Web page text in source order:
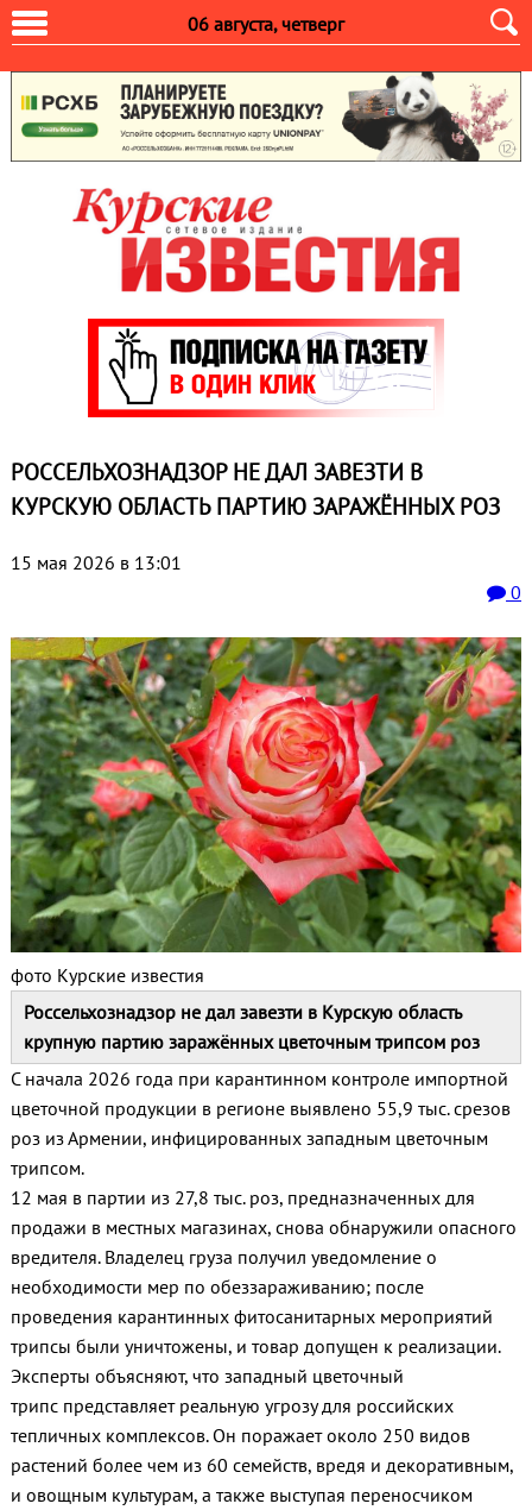
06 августа, четверг
РОССЕЛЬХОЗНАДЗОР НЕ ДАЛ ЗАВЕЗТИ В
КУРСКУЮ ОБЛАСТЬ ПАРТИЮ ЗАРАЖЁННЫХ РОЗ
15 мая 2026 в 13:01
0
фото Курские известия
Россельхознадзор не дал завезти в Курскую область
крупную партию заражённых цветочным трипсом роз
С начала 2026 года при карантинном контроле импортной
цветочной продукции в регионе выявлено 55,9 тыс. срезов
роз из Армении, инфицированных западным цветочным
трипсом.
12 мая в партии из 27,8 тыс. роз, предназначенных для
продажи в местных магазинах, снова обнаружили опасного
вредителя. Владелец груза получил уведомление о
необходимости мер по обеззараживанию; после
проведения карантинных фитосанитарных мероприятий
трипсы были уничтожены, и товар допущен к реализации.
Эксперты объясняют, что западный цветочный
трипс представляет реальную угрозу для российских
тепличных комплексов. Он поражает около 250 видов
растений более чем из 60 семейств, вредя и декоративным,
и овощным культурам, а также выступая переносчиком